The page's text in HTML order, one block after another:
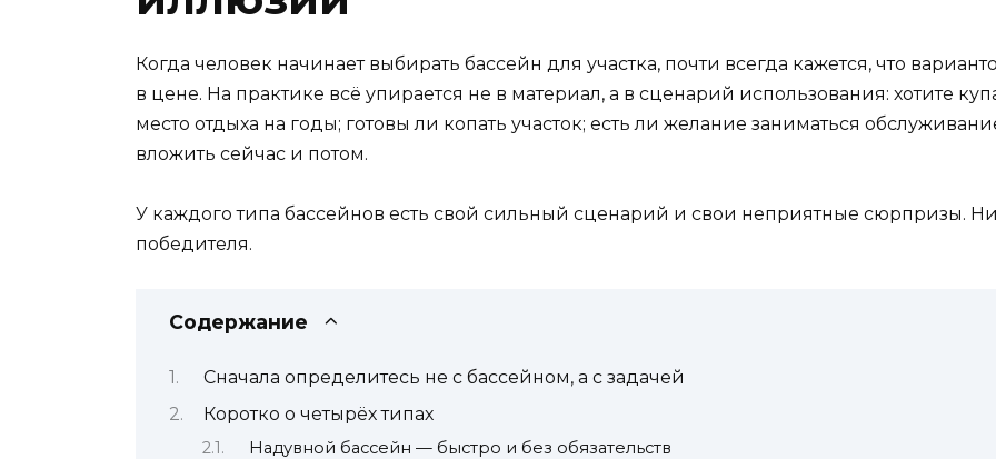
Когда человек начинает выбирать бассейн для участка, почти всегда кажется, что
в цене. На практике всё упирается не в материал, а в сценарий использования: хотите
место отдыха на годы; готовы ли копать участок; есть ли желание заниматься
вложить сейчас и потом.
У каждого типа бассейнов есть свой сильный сценарий и свои неприятные сюрпризы.
победителя.
Содержание
Сначала определитесь не с бассейном, а с задачей
Коротко о четырёх типах
Надувной бассейн — быстро и без обязательств